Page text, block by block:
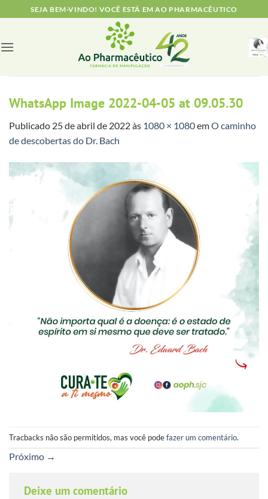
to
SEJA BEM-VINDO! VOCÊ ESTÁ EM AO PHARMACÊUTICO
WhatsApp Image 2022-04-05 at 09.05.30
Publicado 25 de abril de 2022às 1080 × 1080emO caminho
de descobertas do Dr. Bach
Tracbacks não são permitidos, mas você podefazer um comentário.
Próximo →
Deixe um comentário